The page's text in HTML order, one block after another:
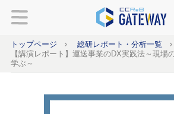
トップページ 総研レポート・分析一覧
【講演レポート】運送事業のDX実践法～現場
学ぶ～